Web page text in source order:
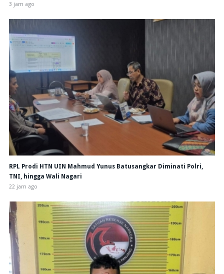
3 jam ago
RPL Prodi HTN UIN Mahmud Yunus Batusangkar Diminati Polri,
TNI, hingga Wali Nagari
22 jam ago